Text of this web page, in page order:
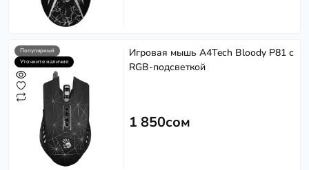
Популярный
Уточните наличие
Игровая мышь A4Tech Bloody P81 с
RGB-подсветкой
1 850сом